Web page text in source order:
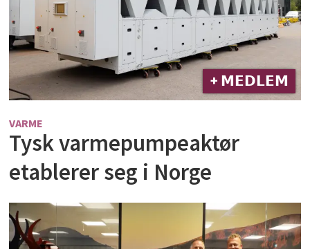
+ 𝗠𝗘𝗗𝗟𝗘𝗠
VARME
Tysk varmepumpeaktør
etablerer seg i Norge